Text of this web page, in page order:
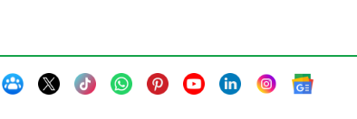
কর্মকর্তা আব্দুস শহীদের ছেলে। তার বন্ধু রায়হান
মিয়া (২৫) ওই এলাকার